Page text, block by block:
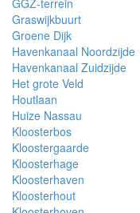
Graswijkbuurt
Groene Dijk
Havenkanaal Noordzijde
Havenkanaal Zuidzijde
Het grote Veld
Houtlaan
Huize Nassau
Kloosterbos
Kloostergaarde
Kloosterhage
Kloosterhaven
Kloosterhout